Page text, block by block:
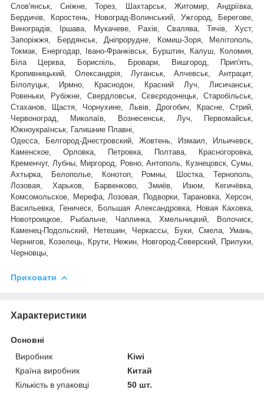
Слов'янськ, Сніжне, Торез, Шахтарськ, Житомир, Андріївка,
Бердичів, Коростень, Новоград-Волинський, Ужгород, Берегове,
Виноградів, Іршава, Мукачеве, Рахів, Свалява, Тячів, Хуст,
Запоріжжя, Бердянськ, Дніпрорудне, Комиш-Зоря, Мелітополь,
Токмак, Енергодар, Івано-Франківськ, Бурштин, Калуш, Коломия,
Біла Церква, Бориспіль, Бровари, Вишгород, Прип'ять,
Кропивницький, Олександрія, Луганськ, Алчевськ, Антрацит,
Білолуцьк, Ирмно, Краснодон, Красний Луч, Лисичанськ,
Ровеньки, Рубіжне, Свердловськ, Сєвєродонецьк, Старобільськ,
Стаханов, Щастя, Чорнухине, Львів, Дрогобич, Красне, Стрий,
Червоноград,
Миколаїв, Вознесенськ, Луч, Первомайськ,
Южноукраїнськ, Галишние Плавні,
Одесса, Белгород-Днестровский, Жовтень, Измаил, Ильичевск,
Каменское, Орловка, Петровка, Полтава, Красногоровка,
Кременчуг, Лубны, Миргород, Ровно, Антополь, Кузнецовск, Сумы,
Ахтырка, Белополье, Конотоп, Ромны, Шостка, Тернополь,
Лозовая, Харьков, Барвенково, Змиёв, Изюм, Кегичёвка,
Комсомольское, Мерефа, Лозовая, Подворки, Тарановка, Херсон,
Васильевка, Геническ, Большая Александровка, Новая Каховка,
Новотроицкое, Рыбальче, Чаплинка, Хмельницкий, Волочиск,
Каменец-Подольский, Нетешин, Черкассы, Буки, Смела, Умань,
Чернигов, Козелець, Крути, Нежин, Новгород-Северский, Прилуки,
Черновцы,
Приховати
Характеристики
Основні
Виробник
Kiwi
Країна виробник
Китай
Кількість в упаковці
50 шт.